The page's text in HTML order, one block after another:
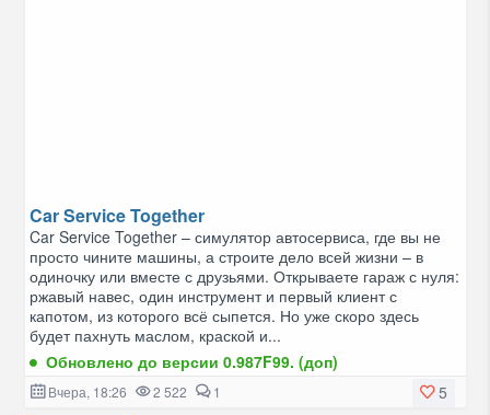
Car Service Together
Car Service Together – симулятор автосервиса, где вы не
просто чините машины, а строите дело всей жизни – в
одиночку или вместе с друзьями. Открываете гараж с нуля:
ржавый навес, один инструмент и первый клиент с
капотом, из которого всё сыпется. Но уже скоро здесь
будет пахнуть маслом, краской и...
Обновлено до версии 0.987F99. (доп)
5
Вчера, 18:26 2 522 1